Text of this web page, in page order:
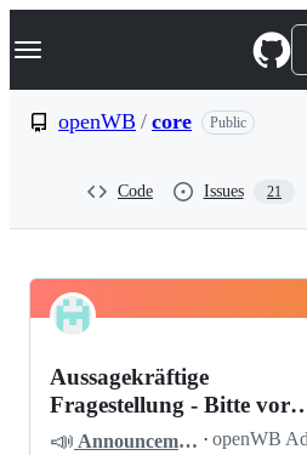
k
p
Navigation Menu
openWB / core Public
Code Issues 21
openWB
Discussions
Pinned
Aussagekräftige
Fragestellung - Bitte vor
dem Posten lesen
📣 Announcements ·